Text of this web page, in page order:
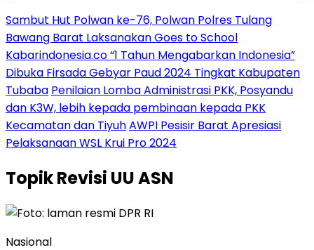
Sambut Hut Polwan ke-76, Polwan Polres Tulang
Bawang Barat Laksanakan Goes to School
Kabarindonesia.co “1 Tahun Mengabarkan Indonesia”
Dibuka Firsada Gebyar Paud 2024 Tingkat Kabupaten
Tubaba Penilaian Lomba Administrasi PKK, Posyandu
dan K3W, lebih kepada pembinaan kepada PKK
Kecamatan dan TiyuhAWPI Pesisir Barat Apresiasi
Pelaksanaan WSL Krui Pro 2024
TopikRevisi UU ASN
Nasional